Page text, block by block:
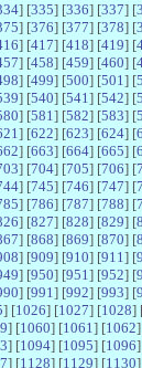
] [335] [336] [337] [
] [376] [377] [378] [
] [417] [418] [419] [
] [458] [459] [460] [
] [499] [500] [501 ] [
] [540] [541 ] [542] [
] [581 ] [582] [583] [
] [622] [623] [624] [
] [663] [664] [665] [
] [704] [705] [706] [
] [745] [746] [747] [
] [786] [787] [788] [
] [827] [828] [829] [
] [868] [869] [870] [
] [909] [910] [911 ] [
] [950] [951 ] [952] [
] [991 ] [992] [993] [
] [1026] [1027] [1028]
] [1060] [1061 ] [1062
] [1094] [1095] [1096
] [1128] [1129] [1130